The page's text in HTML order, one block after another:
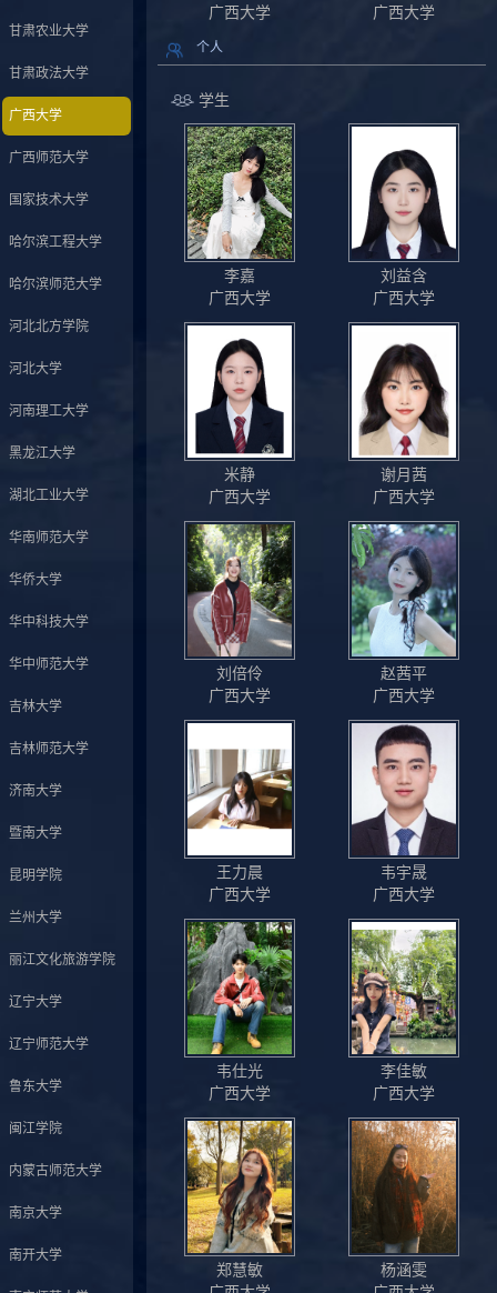
甘肃农业大学
甘肃政法大学
广西大学
广西师范大学
国家技术大学
哈尔滨工程大学
哈尔滨师范大学
河北北方学院
河北大学
河南理工大学
黑龙江大学
湖北工业大学
华南师范大学
华侨大学
华中科技大学
华中师范大学
吉林大学
吉林师范大学
济南大学
暨南大学
昆明学院
兰州大学
丽江文化旅游学院
辽宁大学
辽宁师范大学
鲁东大学
闽江学院
内蒙古师范大学
南京大学
南开大学
广西大学
广西大学
个人
学生
李嘉
广西大学
刘益含
广西大学
米静
广西大学
谢月茜
广西大学
刘倍伶
广西大学
赵茜平
广西大学
王力晨
广西大学
韦宇晟
广西大学
韦仕光
广西大学
李佳敏
广西大学
郑慧敏
杨涵雯